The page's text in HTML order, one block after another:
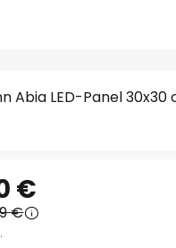
Abia LED-Panel 30x30
€
€